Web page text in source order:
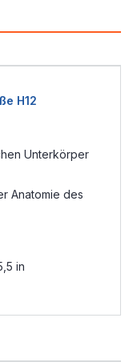
H12
Unterkörper
Anatomie des
in